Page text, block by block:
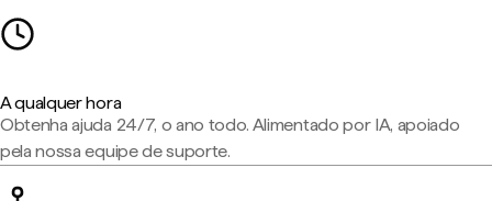
A qualquer hora
Obtenha ajuda 24/7, o ano todo. Alimentado por IA, apoiado
pela nossa equipe de suporte.